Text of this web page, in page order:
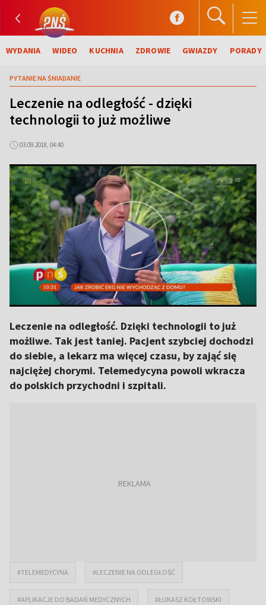
WYDANIA WIDEO KUCHNIA ZDROWIE GWIAZDY PORADY
PYTANIE NA ŚNIADANIE
Leczenie na odległość - dzięki
technologii to już możliwe
03.09.2018, 04:40
Leczenie na odległość. Dzięki technologii to już
możliwe. Tak jest taniej. Pacjent szybciej dochodzi
do siebie, a lekarz ma więcej czasu, by zająć się
najciężej chorymi. Telemedycyna powoli wkracza
do polskich przychodni i szpitali.
#TELEMEDYCYNA #LECZENIE NA ODLEGŁOŚĆ
#APLIKACJE DO BADAŃ MEDYCZNYCH #ŁUKASZ KOŁTOWSKI